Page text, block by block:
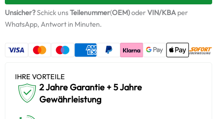
Unsicher?Schick unsTeilenummer(OEM)oderVIN/KBAper
WhatsApp, Antwort in Minuten.
IHRE VORTEILE
2 Jahre Garantie + 5 Jahre
Gewährleistung